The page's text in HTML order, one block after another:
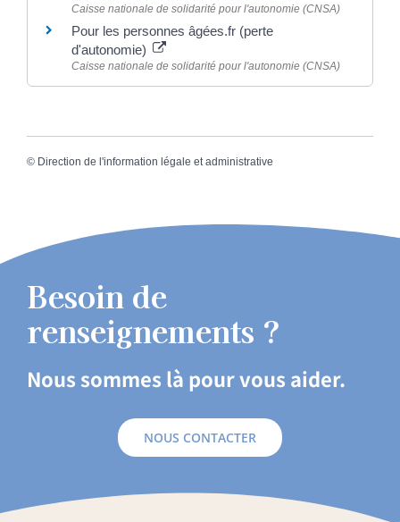
Caisse nationale de solidarité pour l'autonomie (CNSA)
Pour les personnes âgées.fr (perte
d'autonomie)
Caisse nationale de solidarité pour l'autonomie (CNSA)
© Direction de l'information légale et administrative
Besoin de
renseignements ?
Nous sommes là pour vous aider.
NOUS CONTACTER